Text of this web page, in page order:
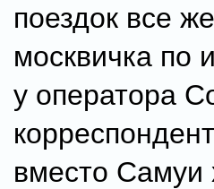
поездок все
москвичка по
у оператора
вместо Самуи